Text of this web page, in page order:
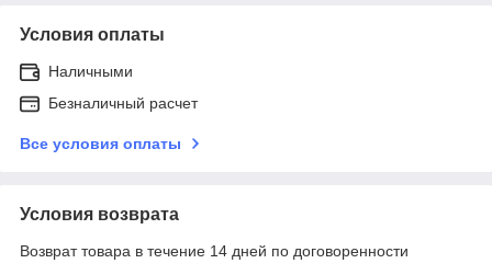
Условия оплаты
Наличными
Безналичный расчет
Все условия оплаты
Условия возврата
Возврат товара в течение 14 дней по договоренности